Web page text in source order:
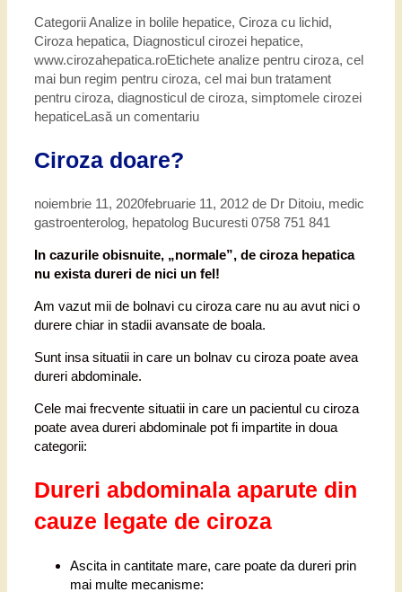
CategoriiAnalize in bolile hepatice, Ciroza cu lichid,
Ciroza hepatica, Diagnosticul cirozei hepatice,
www.cirozahepatica.roEtichete analize pentru ciroza, cel
mai bun regim pentru ciroza, cel mai bun tratament
pentru ciroza, diagnosticul de ciroza, simptomele cirozei
hepaticeLasă un comentariu
Ciroza doare?
noiembrie 11, 2020februarie 11, 2012 de Dr Ditoiu, medic
gastroenterolog, hepatolog Bucuresti 0758 751 841
In cazurile obisnuite, „normale”, de ciroza hepatica
nu exista dureri de nici un fel!
Am vazut mii de bolnavi cu ciroza care nu au avut nici o
durere chiar in stadii avansate de boala.
Sunt insa situatii in care un bolnav cu ciroza poate avea
dureri abdominale.
Cele mai frecvente situatii in care un pacientul cu ciroza
poate avea dureri abdominale pot fi impartite in doua
categorii:
Dureri abdominala aparute din
cauze legate de ciroza
Ascita in cantitate mare, care poate da dureri prin
mai multe mecanisme: